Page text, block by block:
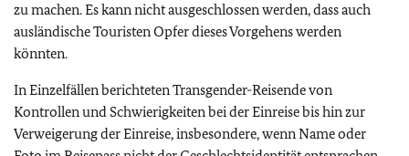
zu machen. Es kann nicht ausgeschlossen werden, dass auch
ausländische Touristen Opfer dieses Vorgehens werden
könnten.
In Einzelfällen berichteten Transgender-Reisende von
Kontrollen und Schwierigkeiten bei der Einreise bis hin zur
Verweigerung der Einreise, insbesondere, wenn Name oder